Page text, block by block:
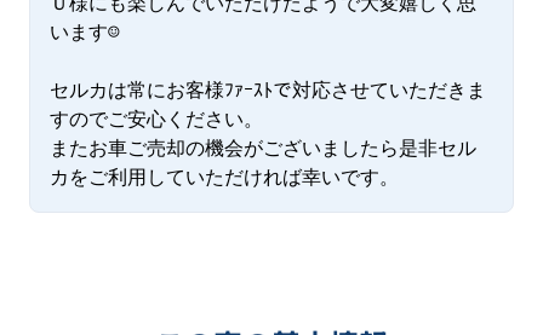
います☺
セルカは常にお客様ﾌｧｰｽﾄで対応させていただきま
すのでご安心ください。
またお車ご売却の機会がございましたら是非セル
カをご利用していただければ幸いです。